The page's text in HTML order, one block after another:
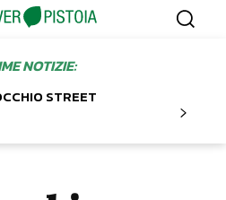
NOTIZIE:
STREET